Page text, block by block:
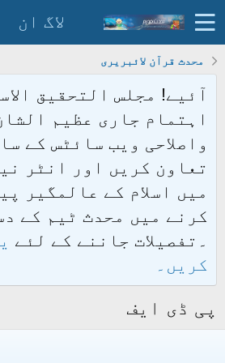
لاگ ان
محدث قرآن لائبریری
آئیے! مجلس التحقیق
اہتمام جاری عظیم
واصلاحی ویب سائٹس کے
تعاون کریں اور انٹر
میں اسلام کے عالمگیر
کرنے میں محدث ٹیم کے
۔تفصیلات جاننے کے لئے
کریں۔
پی ڈی ایف